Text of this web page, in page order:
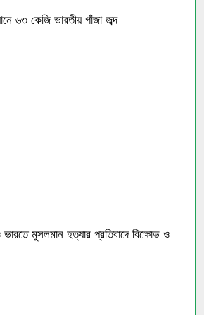
৬৩ কেজি ভারতীয় গাঁজা জব্দ
মুসলমান হত্যার প্রতিবাদে বিক্ষোভ ও